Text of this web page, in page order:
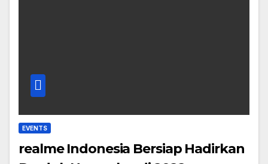
EVENTS
realme Indonesia Bersiap Hadirkan